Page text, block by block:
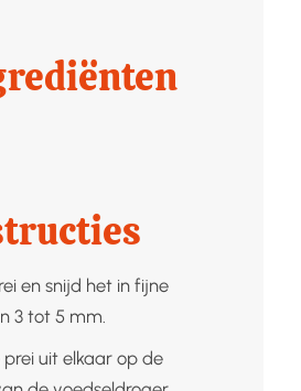
en snijd het in fijne
3 tot 5 mm.
prei uit elkaar op de